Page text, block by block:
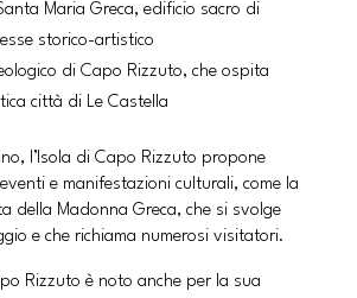
Maria Greca, edificio sacro di
storico-artistico
di Capo Rizzuto, che ospita
città di Le Castella
l’Isola di Capo Rizzuto propone
e manifestazioni culturali, come la
della Madonna Greca, che si svolge
e che richiama numerosi visitatori.
Rizzuto è noto anche per la sua